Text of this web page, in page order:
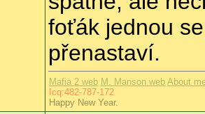
foťák jednou
přenastaví.
Mafia 2 web M. Manson web About
Icq:482-787-172
Happy New Year.